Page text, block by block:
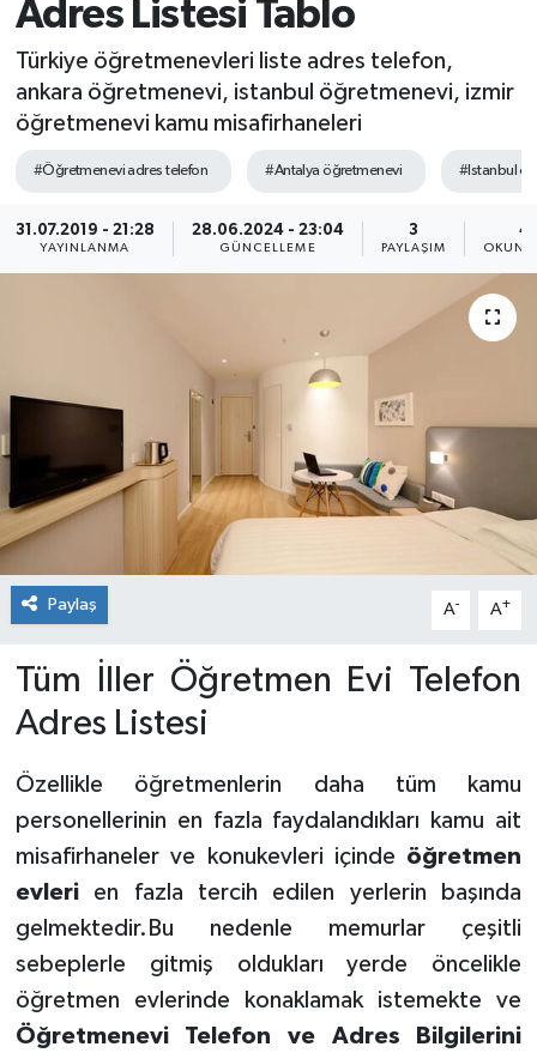
Adres Listesi Tablo
Türkiye öğretmenevleri liste adres telefon,
ankara öğretmenevi, istanbul öğretmenevi, izmir
öğretmenevi kamu misafirhaneleri
#Öğretmenevi adres telefon #Antalya öğretmenevi #Istanbul
31.07.2019 - 21:28
YAYINLANMA
28.06.2024 - 23:04
GÜNCELLEME
3
PAYLAŞIM
Paylaş A- A+
Tüm İller Öğretmen Evi Telefon
Adres Listesi
Özellikle öğretmenlerin daha tüm kamu
personellerinin en fazla faydalandıkları kamu ait
misafirhaneler ve konukevleri içinde öğretmen
evlerien fazla tercih edilen yerlerin başında
gelmektedir.Bu nedenle memurlar çeşitli
sebeplerle gitmiş oldukları yerde öncelikle
öğretmen evlerinde konaklamak istemekte ve
Öğretmenevi Telefon ve Adres Bilgilerini